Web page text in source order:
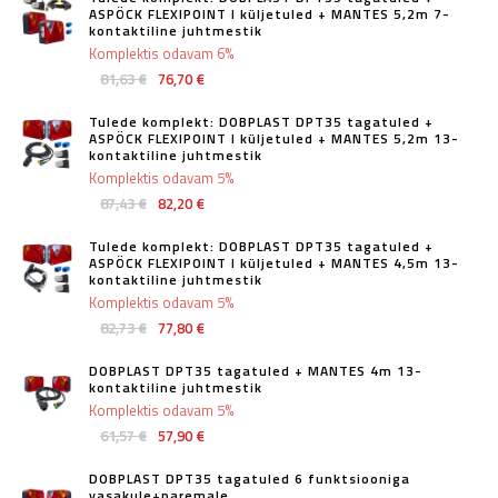
ASPÖCK FLEXIPOINT I küljetuled + MANTES 5,2m 7-
kontaktiline juhtmestik
81,63 € 76,70 €
Komplektis odavam 6%
Tulede komplekt: DOBPLAST DPT35 tagatuled +
ASPÖCK FLEXIPOINT I küljetuled + MANTES 5,2m 13-
kontaktiline juhtmestik
87,43 € 82,20 €
Komplektis odavam 5%
Tulede komplekt: DOBPLAST DPT35 tagatuled +
ASPÖCK FLEXIPOINT I küljetuled + MANTES 4,5m 13-
kontaktiline juhtmestik
82,73 € 77,80 €
Komplektis odavam 5%
DOBPLAST DPT35 tagatuled + MANTES 4m 13-
kontaktiline juhtmestik
61,57 € 57,90 €
Komplektis odavam 5%
DOBPLAST DPT35 tagatuled 6 funktsiooniga